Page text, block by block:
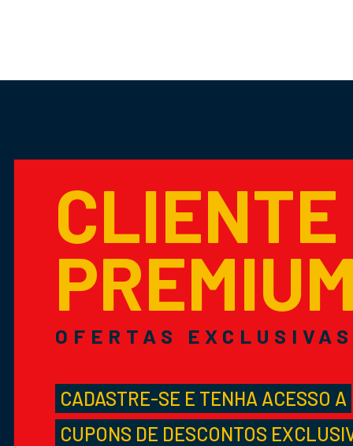
CLIENTE
OFERTAS EXCLUSIVAS
CADASTRE-SE E TENHA ACESSO A
CUPONS DE DESCONTOS